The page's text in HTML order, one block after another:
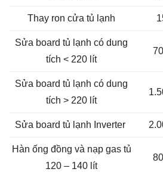
Thay ron cửa tủ lạnh
Sửa board tủ lạnh có dung
tích < 220 lít
Sửa board tủ lạnh có dung
tích > 220 lít
Sửa board tủ lạnh Inverter
Hàn ống đồng và nạp gas tủ
120 – 140 lít